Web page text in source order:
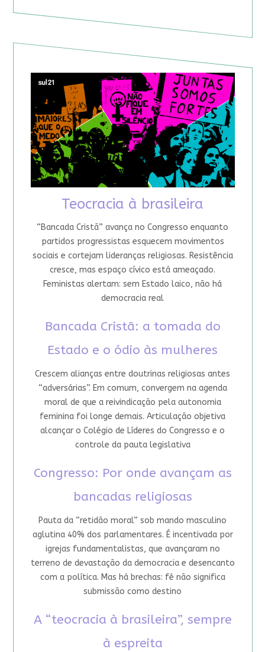
Teocracia à brasileira
“Bancada Cristã” avança no Congresso enquanto
partidos progressistas esquecem movimentos
sociais e cortejam lideranças religiosas. Resistência
cresce, mas espaço cívico está ameaçado.
Feministas alertam: sem Estado laico, não há
democracia real
Bancada Cristã: a tomada do
Estado e o ódio às mulheres
Crescem alianças entre doutrinas religiosas antes
“adversárias”. Em comum, convergem na agenda
moral de que a reivindicação pela autonomia
feminina foi longe demais. Articulação objetiva
alcançar o Colégio de Líderes do Congresso e o
controle da pauta legislativa
Congresso: Por onde avançam as
bancadas religiosas
Pauta da “retidão moral” sob mando masculino
aglutina 40% dos parlamentares. É incentivada por
igrejas fundamentalistas, que avançaram no
terreno de devastação da democracia e desencanto
com a política. Mas há brechas: fé não significa
submissão como destino
A “teocracia à brasileira”, sempre
à espreita